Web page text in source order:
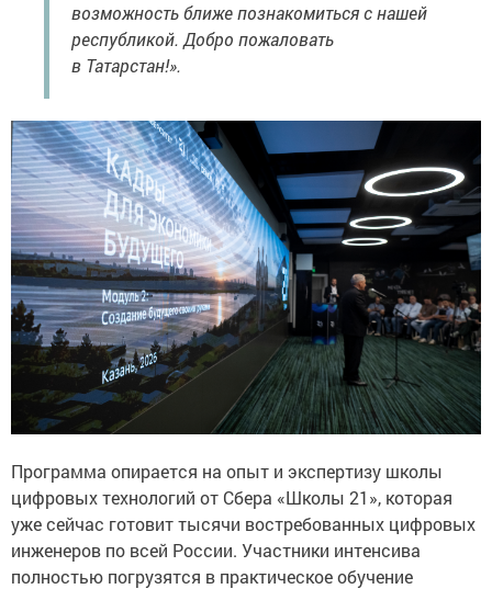
возможность ближе познакомиться с нашей
республикой. Добро пожаловать
в Татарстан!».
Программа опирается на опыт и экспертизу школы
цифровых технологий от Сбера «Школы 21», которая
уже сейчас готовит тысячи востребованных цифровых
инженеров по всей России. Участники интенсива
полностью погрузятся в практическое обучение